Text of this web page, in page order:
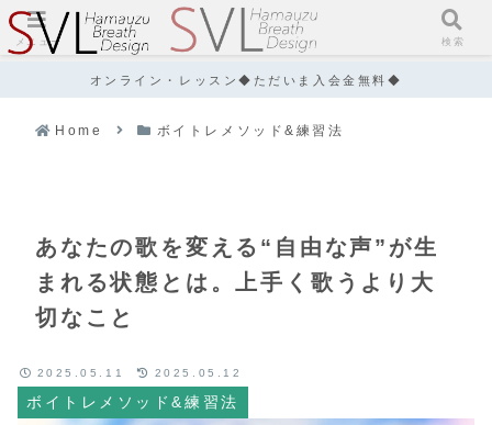
オンライン・レッスン◆ただいま入会金無料◆
Home ボイトレメソッド&練習法
あなたの歌を変える“自由な声”が生
まれる状態とは。上手く歌うより大
切なこと
ボイトレメソッド&練習法
2025.05.11 2025.05.12
メニュー 検索